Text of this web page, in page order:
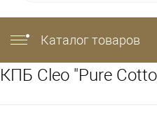
Каталог товаров
КПБ Cleo "Pure